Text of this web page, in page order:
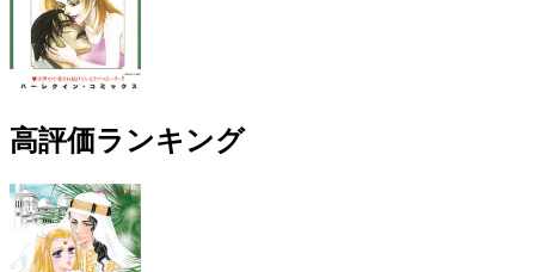
高評価ランキング